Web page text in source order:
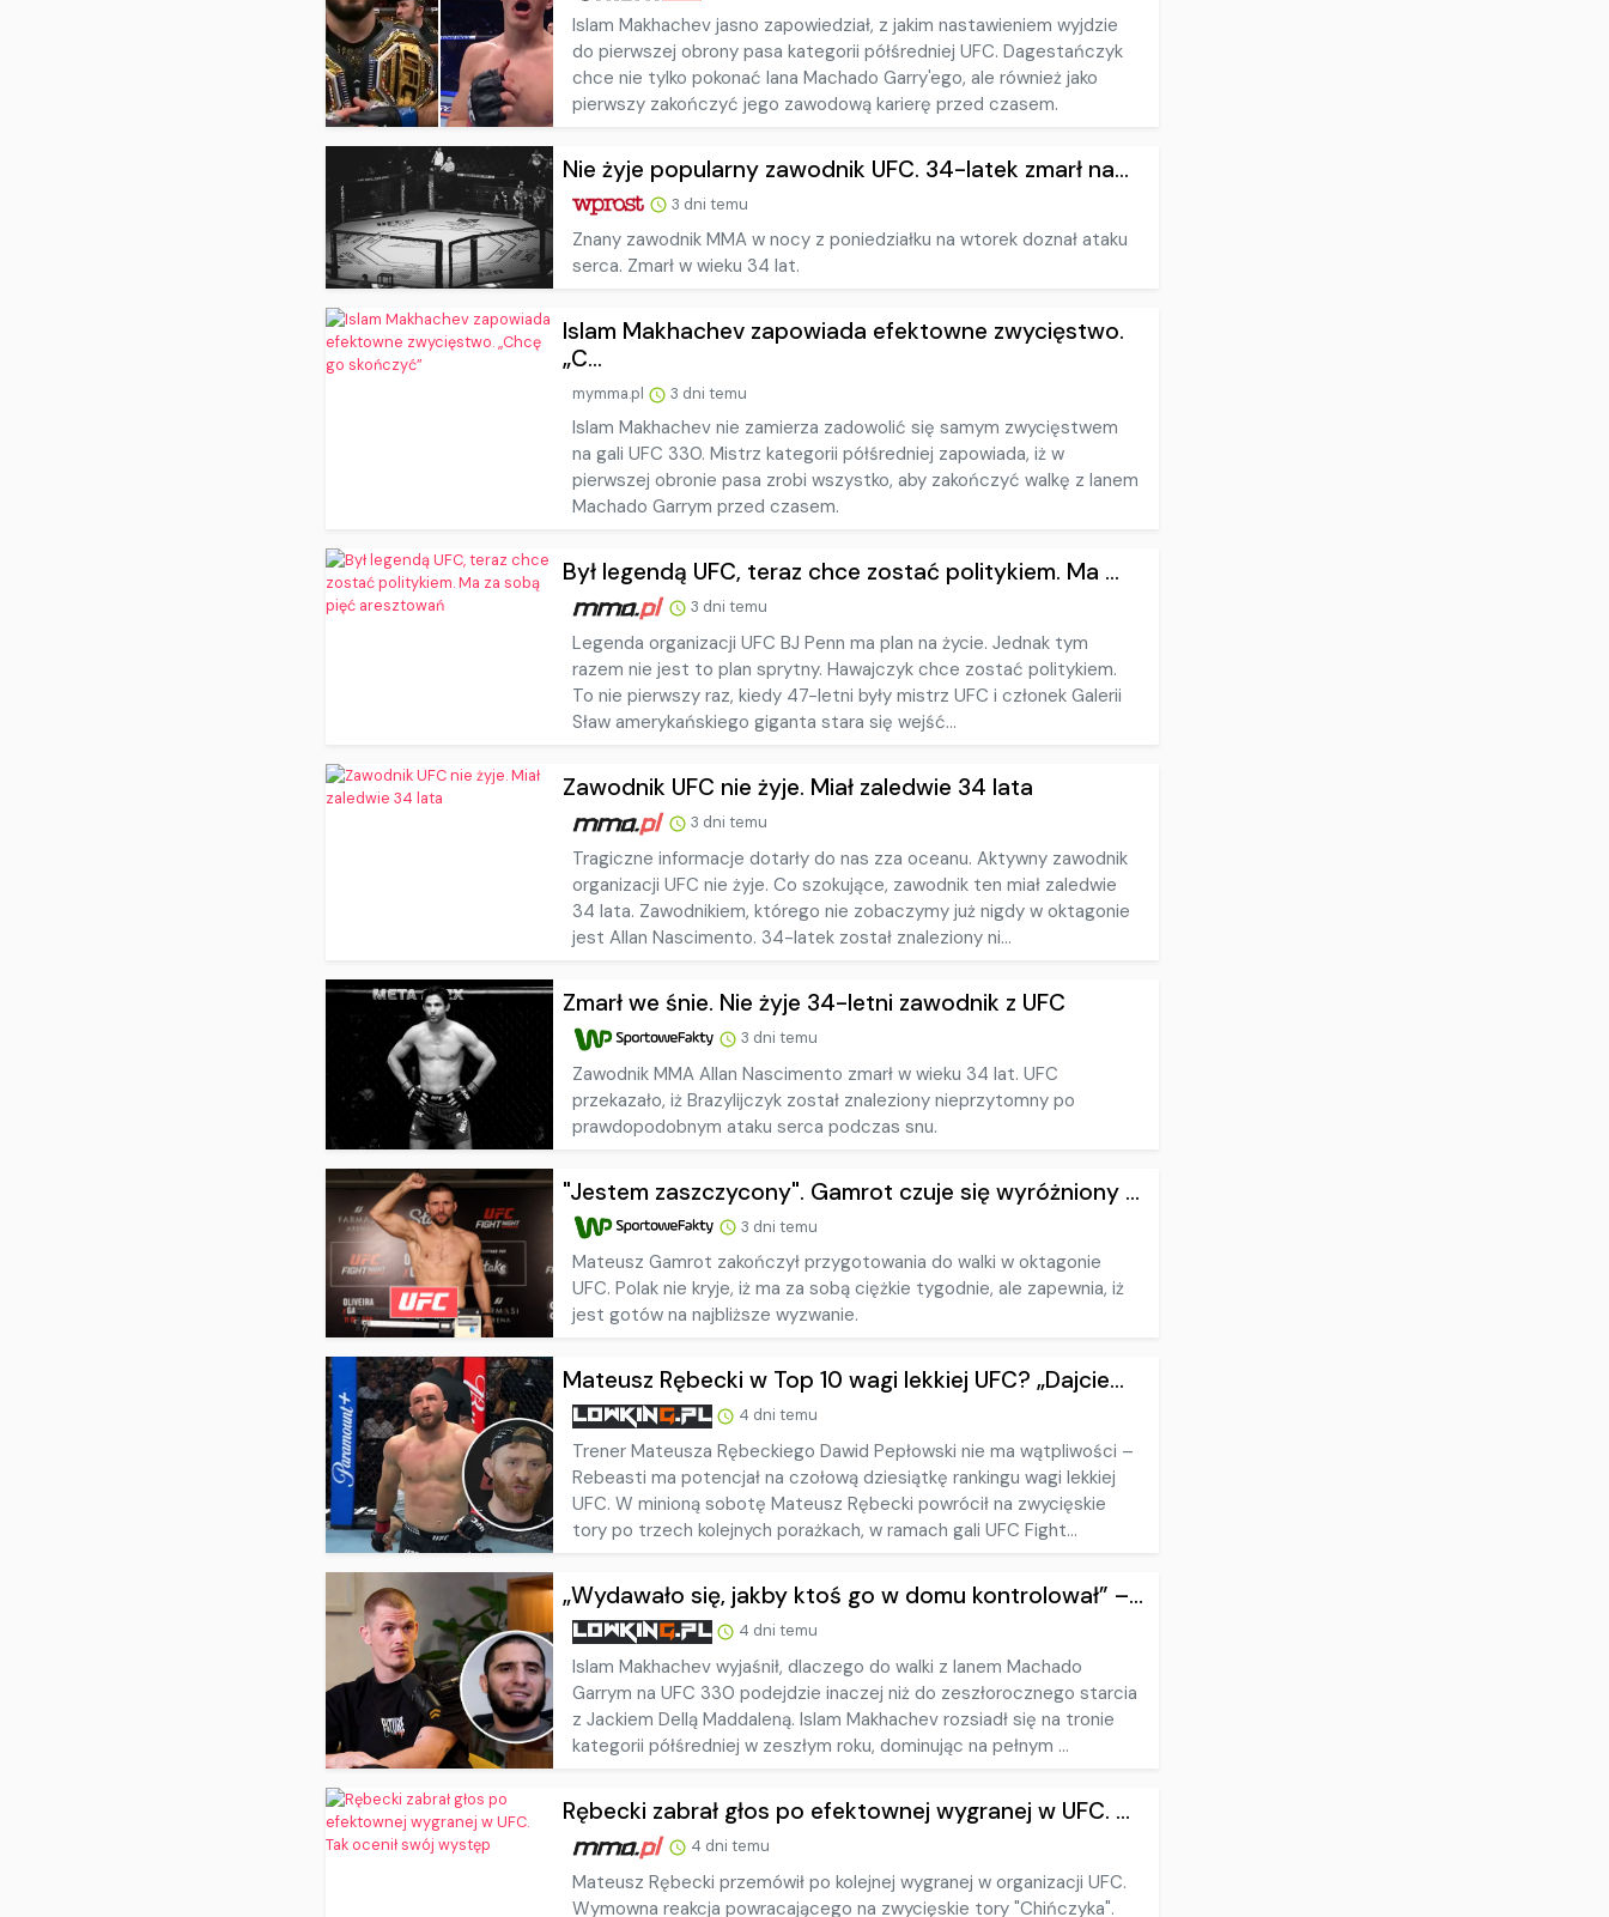
Islam Makhachev jasno zapowiedział, z jakim nastawieniem wyjdzie
do pierwszej obrony pasa kategorii półśredniej UFC. Dagestańczyk
chce nie tylko pokonać Iana Machado Garry'ego, ale również jako
pierwszy zakończyć jego zawodową karierę przed czasem.
Nie żyje popularny zawodnik UFC. 34-latek zmarł na...
3 dni temu
Znany zawodnik MMA w nocy z poniedziałku na wtorek doznał ataku
serca. Zmarł w wieku 34 lat.
Islam Makhachev zapowiada efektowne zwycięstwo.
„C...
mymma.pl 3 dni temu
Islam Makhachev nie zamierza zadowolić się samym zwycięstwem
na gali UFC 330. Mistrz kategorii półśredniej zapowiada, iż w
pierwszej obronie pasa zrobi wszystko, aby zakończyć walkę z Ianem
Machado Garrym przed czasem.
Był legendą UFC, teraz chce zostać politykiem. Ma ...
3 dni temu
Legenda organizacji UFC BJ Penn ma plan na życie. Jednak tym
razem nie jest to plan sprytny. Hawajczyk chce zostać politykiem.
To nie pierwszy raz, kiedy 47-letni były mistrz UFC i członek Galerii
Sław amerykańskiego giganta stara się wejść...
Zawodnik UFC nie żyje. Miał zaledwie 34 lata
3 dni temu
Tragiczne informacje dotarły do nas zza oceanu. Aktywny zawodnik
organizacji UFC nie żyje. Co szokujące, zawodnik ten miał zaledwie
34 lata. Zawodnikiem, którego nie zobaczymy już nigdy w oktagonie
jest Allan Nascimento. 34-latek został znaleziony ni...
Zmarł we śnie. Nie żyje 34-letni zawodnik z UFC
3 dni temu
Zawodnik MMA Allan Nascimento zmarł w wieku 34 lat. UFC
przekazało, iż Brazylijczyk został znaleziony nieprzytomny po
prawdopodobnym ataku serca podczas snu.
"Jestem zaszczycony". Gamrot czuje się wyróżniony ...
3 dni temu
Mateusz Gamrot zakończył przygotowania do walki w oktagonie
UFC. Polak nie kryje, iż ma za sobą ciężkie tygodnie, ale zapewnia, iż
jest gotów na najbliższe wyzwanie.
Mateusz Rębecki w Top 10 wagi lekkiej UFC? „Dajcie...
4 dni temu
Trener Mateusza Rębeckiego Dawid Pepłowski nie ma wątpliwości –
Rebeasti ma potencjał na czołową dziesiątkę rankingu wagi lekkiej
UFC. W minioną sobotę Mateusz Rębecki powrócił na zwycięskie
tory po trzech kolejnych porażkach, w ramach gali UFC Fight...
„Wydawało się, jakby ktoś go w domu kontrolował” –...
4 dni temu
Islam Makhachev wyjaśnił, dlaczego do walki z Ianem Machado
Garrym na UFC 330 podejdzie inaczej niż do zeszłorocznego starcia
z Jackiem Dellą Maddaleną. Islam Makhachev rozsiadł się na tronie
kategorii półśredniej w zeszłym roku, dominując na pełnym ...
Rębecki zabrał głos po efektownej wygranej w UFC. ...
4 dni temu
Mateusz Rębecki przemówił po kolejnej wygranej w organizacji UFC.
Wymowna reakcja powracającego na zwycięskie tory "Chińczyka".